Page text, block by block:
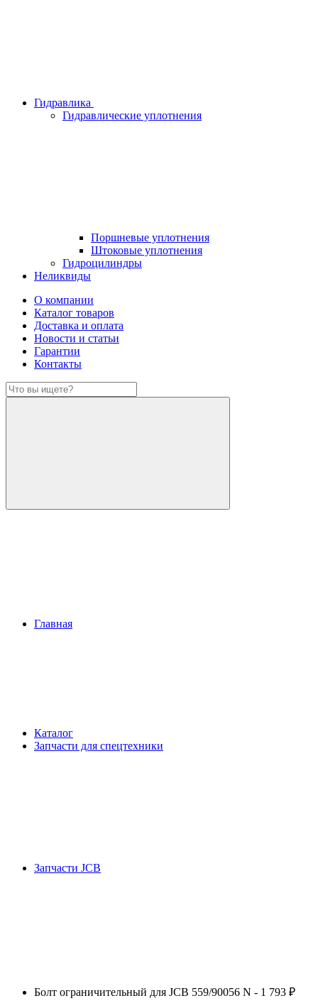
Гидравлика
Гидравлические уплотнения
Поршневые уплотнения
Штоковые уплотнения
Гидроцилиндры
Неликвиды
О компании
Каталог товаров
Доставка и оплата
Новости и статьи
Гарантии
Контакты
Главная
Каталог
Запчасти для спецтехники
Запчасти JCB
Болт ограничительный для JCB 559/90056 N - 1 793 ₽